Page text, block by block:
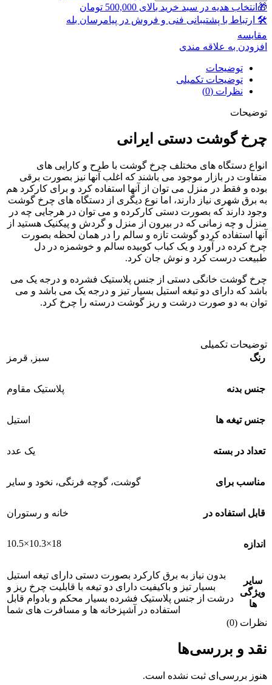
🎁انتخاب هدیه در سبد خرید بالای 500,000 تومان
🛠 ارتباط با پشتیبانی فنی و فروش در پیامرسان بله
مقايسه
افزودن به علاقه مندی
توضیحات
توضیحات تکمیلی
نظرات (0)
توضیحات
چرخ گوشت دستی ایرانی
انواع دستگاه های مختلف چرخ گوشت با طرح و کارایی های
متفاوت در بازار موجود می باشند که اغلب آنها نیز بصورت برقی
بوده و فقط در منزل می توان از آنها استفاده کرد و برای کارکرد هم
به برق شهری نیاز دارند، اما نوع دیگری از دستگاه های چرخ گوشت
وجود دارند که بصورت دستی کارکرده و می توان در هرجایی چه در
منزل و چه زمانی که در بیرون از منزل و گردش و پیکنیک هستید از
آنها استفاده کردو گوشت تازه و سالم را در همان لحظه بصورت
چرخ کرده در آورد و یک کباب کوبیده سالم و خوشمزه در دل
طبیعت درست کرد و نوش جان کرد.
چرخ گوشت خانگی دستی از جنس پلاستیک فشرده و درجه یک می
باشد که دارای دو تیغه استیل بسیار تیز و درجه یک می باشد و می
توان به دو صورت درشت و ریز گوشت درسته را چرخ کرد.
توضیحات تکمیلی
رنگ
سبز , قرمز
جنس بدنه پلاستیک مقاوم
جنس تیغه ها استیل
تعداد در بسته یک عدد
مناسب برای گوشت، گوچه فرنگی، نخود و سایر
قابل استفاده در خانه و رستوران
اندازه 18×10.3×10.5
سایر
ویژگی
ها
بدون نیاز به برق کارکرد بصورت دستی دارای تیغه استیل
بسیار تیز و باکیفیت دارای دو تیغه با قابلیت چرخ ریز و
درشت از جنس پلاستیک فشرده بسیار محکم و بادوام قابل
استفاده در آشپزخانه ها و مسافرت های شما
نظرات (0)
نقد و بررسی‌ها
هنوز بررسی‌ای ثبت نشده است.